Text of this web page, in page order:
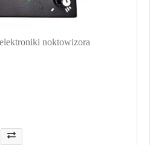
noktowizora